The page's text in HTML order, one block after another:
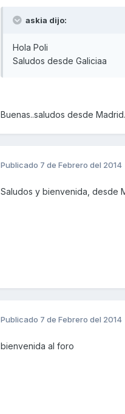
askia dijo:
Hola Poli
Saludos desde Galiciaa
Buenas..saludos desde
Publicado 7 de Febrero del 2014
Saludos y bienvenida, desde
Publicado 7 de Febrero del 2014
bienvenida al foro